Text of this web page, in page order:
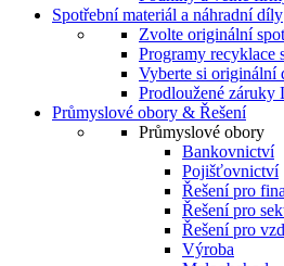
Spotřební materiál a náhradní díly
Zvolte originální
Programy recyklace
Vyberte si originální
Prodloužené záruky
Průmyslové obory & Řešení
Průmyslové obory
Bankovnictví
Pojišťovnictví
Řešení pro
Řešení pro
Řešení pro
Výroba